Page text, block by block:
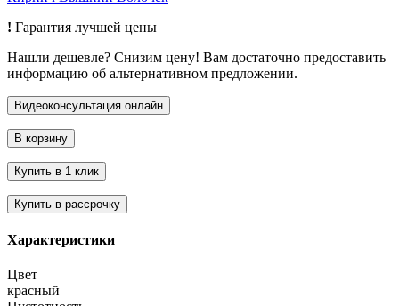
! Гарантия лучшей цены
Нашли дешевле? Снизим цену! Вам достаточно предоставить
информацию об альтернативном предложении.
Характеристики
Цвет
красный